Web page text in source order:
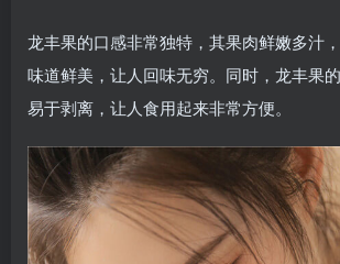
龙丰果的口感非常独特，其果肉鲜嫩多汁
味道鲜美，让人回味无穷。同时，龙丰果
易于剥离，让人食用起来非常方便。